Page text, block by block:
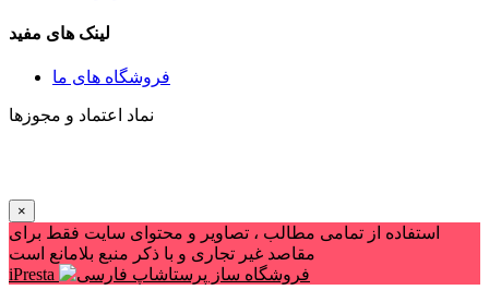
لینک های مفید
فروشگاه های ما
نماد اعتماد و مجوزها
×
استفاده از تمامی مطالب ، تصاویر و محتوای سايت فقط برای
مقاصد غیر تجاری و با ذکر منبع بلامانع است
iPresta